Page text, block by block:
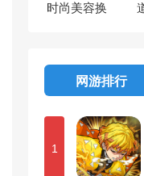
时尚美容换
网游排行
1